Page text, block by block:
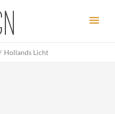
Hollands Licht